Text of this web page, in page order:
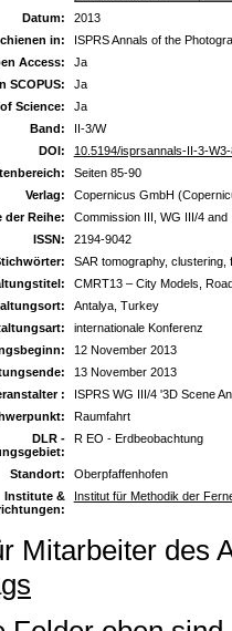
Datum:
2013
in:
ISPRS Annals of the
Access:
Ja
In SCOPUS:
Ja
of Science:
Ja
Band:
II-3/W
DOI:
10.5194/isprsannals-II-3-
Seiten 85-90
Verlag:
Copernicus GmbH
der Reihe:
Commission III, WG III/4 and
ISSN:
2194-9042
SAR tomography,
CMRT13 – City Models,
Antalya, Turkey
internationale Konferenz
12 November 2013
13 November 2013
:
ISPRS WG III/4 '3D Scene
Raumfahrt
DLR -
R EO - Erdbeobachtung
Standort:
Oberpfaffenhofen
Institute &
Institut für Methodik der
Mitarbeiter des